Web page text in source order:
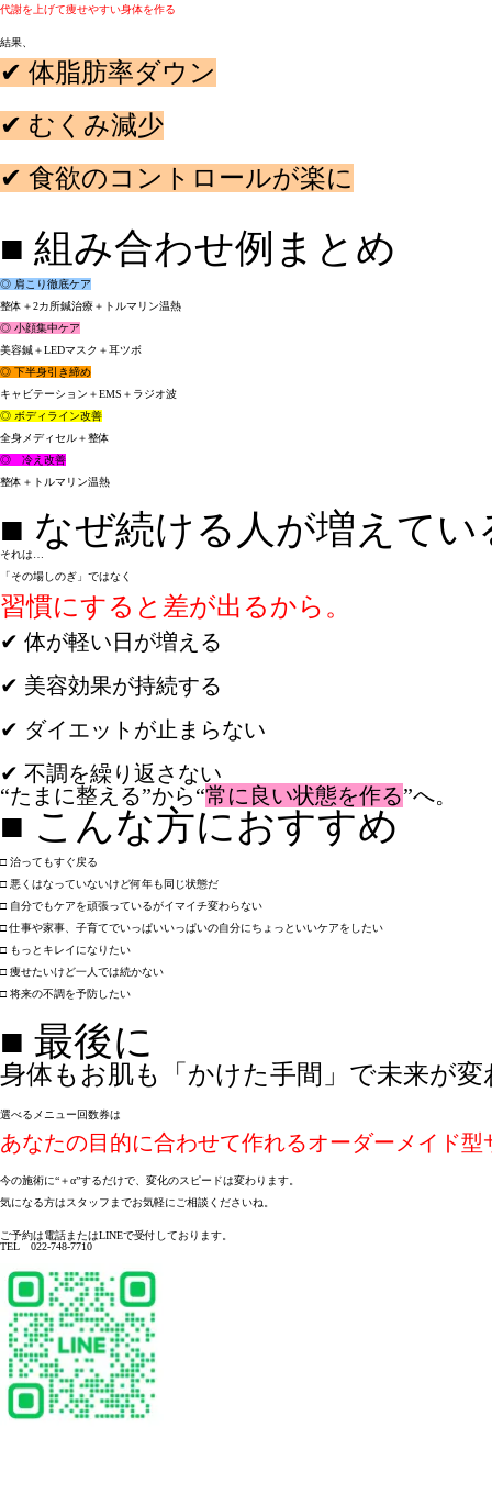
代謝を上げて痩せやすい身体を作る
結果、
✔ 体脂肪率ダウン
✔ むくみ減少
✔ 食欲のコントロールが楽に
■
◎ 肩こり徹底ケア
◎ 小顔集中ケア
◎ 下半身引き締め
◎ ボディライン改善
◎ 冷え改善
整体＋トルマリン温熱
■ なぜ続ける人が増えてい
それは…
「その場しのぎ」ではなく
✔ 体が軽い日が増える
✔ 美容効果が持続する
✔ ダイエットが止まらない
✔ 不調を繰り返さない
“たまに整える”から“常に良い状態を作る”へ。
■ こんな方におすすめ
□ 治ってもすぐ戻る
□ 悪くはなっていないけど何年も同じ状態だ
□ 自分でもケアを頑張っているがイマイチ変わらない
□ 仕事や家事、子育てでいっぱいいっぱいの自分にちょっといいケアをしたい
□ もっとキレイになりたい
□ 痩せたいけど一人では続かない
□ 将来の不調を予防したい
■ 最後に
身体もお肌も「かけた手間」で未来が
選べるメニュー回数券は
あなたの目的に合わせて作れるオーダーメイド型
今の施術に“＋α”するだけで、変化のスピードは変わります。
気になる方はスタッフまでお気軽にご相談くださいね。
ご予約は電話またはLINEで受付しております。
TEL　022-748-7710